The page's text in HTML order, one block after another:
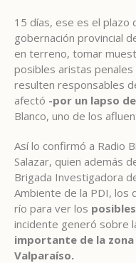
15 días, ese es el plazo
gobernación provincial
en terreno, tomar
posibles aristas
resulten responsables
afectó -por un lapso
Blanco, uno de los
Así lo confirmó a Radio
Salazar, quien además
Brigada Investigadora
Ambiente de la PDI, los
río para ver los
incidente generó sobre
importante de la
Valparaíso.